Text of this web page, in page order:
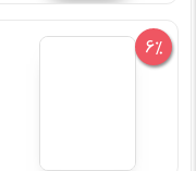
6%